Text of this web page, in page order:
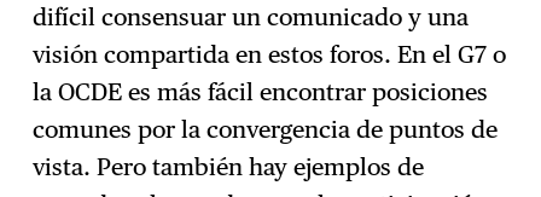
difícil consensuar un comunicado y una
visión compartida en estos foros. En el G7 o
la OCDE es más fácil encontrar posiciones
comunes por la convergencia de puntos de
vista. Pero también hay ejemplos de